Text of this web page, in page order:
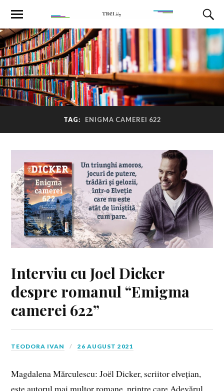
TAG: ENIGMA CAMEREI 622
Interviu cu Joel Dicker
despre romanul “Emigma
camerei 622”
TEODORA IVAN 26 AUGUST 2021
Magdalena Mărculescu: Joël Dicker, scriitor elvețian,